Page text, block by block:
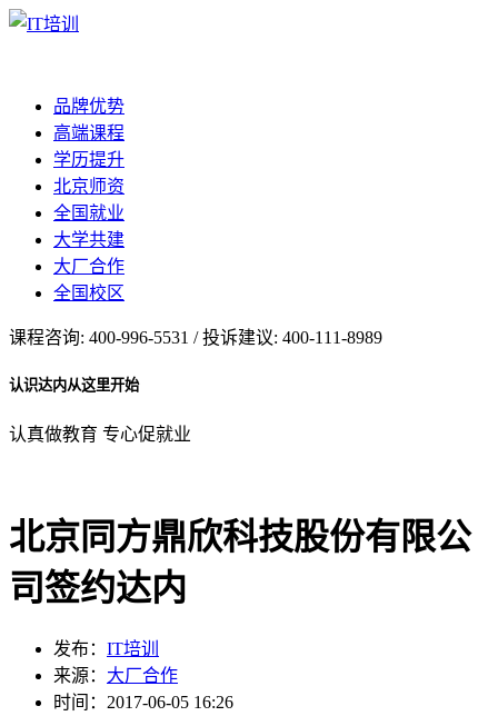
品牌优势
高端课程
学历提升
北京师资
全国就业
大学共建
大厂合作
全国校区
课程咨询: 400-996-5531 / 投诉建议: 400-111-8989
认识达内从这里开始
认真做教育 专心促就业
北京同方鼎欣科技股份有限公
司签约达内
发布： IT培训
来源： 大厂合作
时间：2017-06-05 16:26